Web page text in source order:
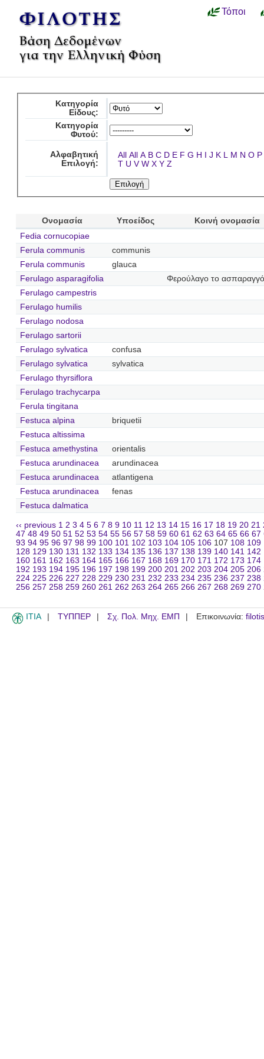
Τόποι
Κατηγορία
Είδους:
Κατηγορία
Φυτού:
Αλφαβητική
Επιλογή:
All All A B C D E F G H I J K L M N O P
T U V W X Y Z
Ονομασία Υποείδος
Κοινή ονομασία
Fedia cornucopiae
Ferula communis
communis
Ferula communis
glauca
Ferulago asparagifolia
Φερούλαγο το
Ferulago campestris
Ferulago humilis
Ferulago nodosa
Ferulago sartorii
Ferulago sylvatica
confusa
Ferulago sylvatica
sylvatica
Ferulago thyrsiflora
Ferulago trachycarpa
Ferula tingitana
Festuca alpina
briquetii
Festuca altissima
Festuca amethystina
orientalis
Festuca arundinacea
arundinacea
Festuca arundinacea
atlantigena
Festuca arundinacea
fenas
Festuca dalmatica
‹‹ previous 1 2 3 4 5 6 7 8 9 10 11 12 13 14 15 16 17 18 19 20 21
47 48 49 50 51 52 53 54 55 56 57 58 59 60 61 62 63 64 65 66 67
93 94 95 96 97 98 99 100 101 102 103 104 105 106 107 108 109
128 129 130 131 132 133 134 135 136 137 138 139 140 141 142
160 161 162 163 164 165 166 167 168 169 170 171 172 173 174
192 193 194 195 196 197 198 199 200 201 202 203 204 205 206
224 225 226 227 228 229 230 231 232 233 234 235 236 237 238
256 257 258 259 260 261 262 263 264 265 266 267 268 269 270
ITIA ΤΥΠΠΕΡ Σχ. Πολ. Μηχ. ΕΜΠ Επικοινωνία: